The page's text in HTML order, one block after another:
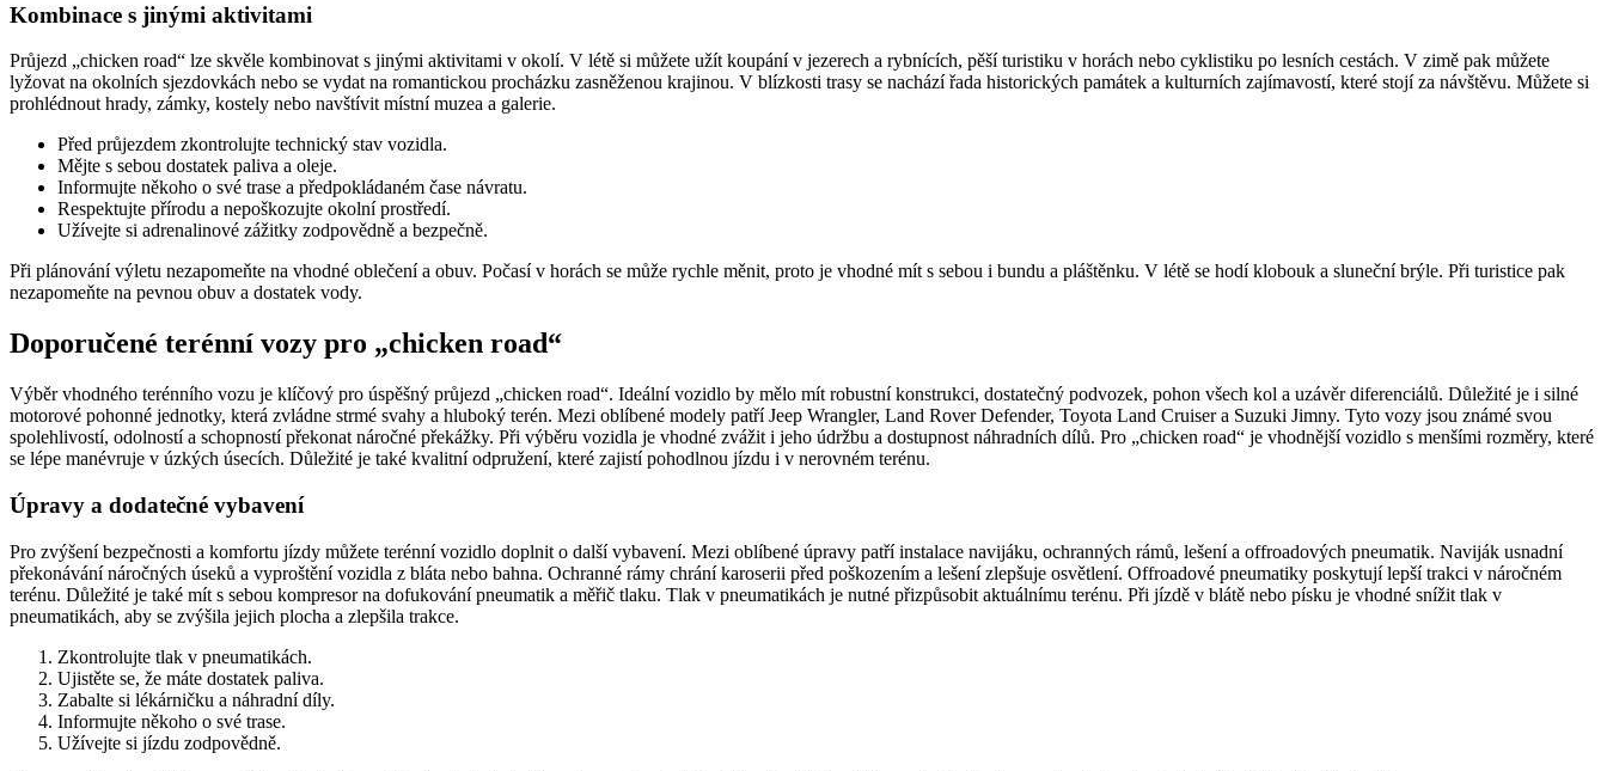
Kombinace s jinými aktivitami
Průjezd „chicken road“ lze skvěle kombinovat s jinými aktivitami v okolí. V létě si můžete užít koupání v jezerech a rybnících, pěší turistiku v horách nebo cyklistiku po lesních cestách. V zimě pak můžete
lyžovat na okolních sjezdovkách nebo se vydat na romantickou procházku zasněženou krajinou. V blízkosti trasy se nachází řada historických památek a kulturních zajímavostí, které stojí za návštěvu. Můžete si
prohlédnout hrady, zámky, kostely nebo navštívit místní muzea a galerie.
Před průjezdem zkontrolujte technický stav vozidla.
Mějte s sebou dostatek paliva a oleje.
Informujte někoho o své trase a předpokládaném čase návratu.
Respektujte přírodu a nepoškozujte okolní prostředí.
Užívejte si adrenalinové zážitky zodpovědně a bezpečně.
Při plánování výletu nezapomeňte na vhodné oblečení a obuv. Počasí v horách se může rychle měnit, proto je vhodné mít s sebou i bundu a pláštěnku. V létě se hodí klobouk a sluneční brýle. Při turistice pak
nezapomeňte na pevnou obuv a dostatek vody.
Doporučené terénní vozy pro „chicken road“
Výběr vhodného terénního vozu je klíčový pro úspěšný průjezd „chicken road“. Ideální vozidlo by mělo mít robustní konstrukci, dostatečný podvozek, pohon všech kol a uzávěr diferenciálů. Důležité je i silné
motorové pohonné jednotky, která zvládne strmé svahy a hluboký terén. Mezi oblíbené modely patří Jeep Wrangler, Land Rover Defender, Toyota Land Cruiser a Suzuki Jimny. Tyto vozy jsou známé svou
spolehlivostí, odolností a schopností překonat náročné překážky. Při výběru vozidla je vhodné zvážit i jeho údržbu a dostupnost náhradních dílů. Pro „chicken road“ je vhodnější vozidlo s menšími rozměry, které
se lépe manévruje v úzkých úsecích. Důležité je také kvalitní odpružení, které zajistí pohodlnou jízdu i v nerovném terénu.
Úpravy a dodatečné vybavení
Pro zvýšení bezpečnosti a komfortu jízdy můžete terénní vozidlo doplnit o další vybavení. Mezi oblíbené úpravy patří instalace navijáku, ochranných rámů, lešení a offroadových pneumatik. Naviják usnadní
překonávání náročných úseků a vyproštění vozidla z bláta nebo bahna. Ochranné rámy chrání karoserii před poškozením a lešení zlepšuje osvětlení. Offroadové pneumatiky poskytují lepší trakci v náročném
terénu. Důležité je také mít s sebou kompresor na dofukování pneumatik a měřič tlaku. Tlak v pneumatikách je nutné přizpůsobit aktuálnímu terénu. Při jízdě v blátě nebo písku je vhodné snížit tlak v
pneumatikách, aby se zvýšila jejich plocha a zlepšila trakce.
Zkontrolujte tlak v pneumatikách.
Ujistěte se, že máte dostatek paliva.
Zabalte si lékárničku a náhradní díly.
Informujte někoho o své trase.
Užívejte si jízdu zodpovědně.